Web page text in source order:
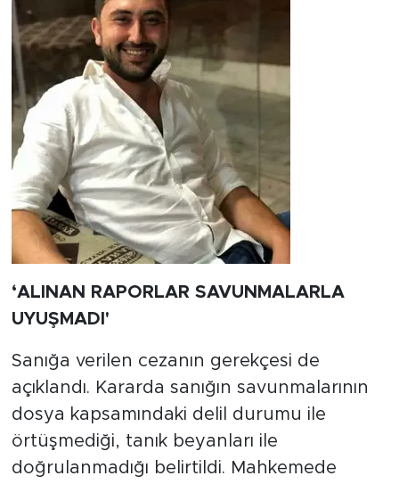
‘ALINAN RAPORLAR SAVUNMALARLA
UYUŞMADI'
Sanığa verilen cezanın gerekçesi de
açıklandı. Kararda sanığın savunmalarının
dosya kapsamındaki delil durumu ile
örtüşmediği, tanık beyanları ile
doğrulanmadığı belirtildi. Mahkemede